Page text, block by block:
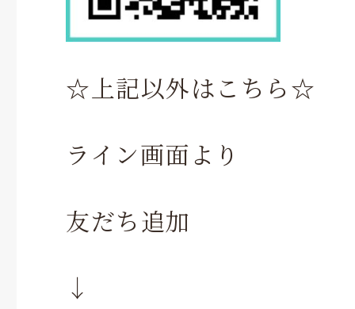
☆上記以外はこちら☆
ライン画面より
友だち追加
↓